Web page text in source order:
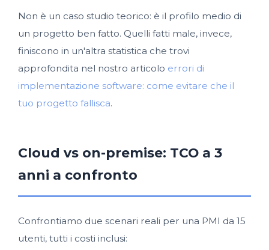
Non è un caso studio teorico: è il profilo medio di
un progetto ben fatto. Quelli fatti male, invece,
finiscono in un'altra statistica che trovi
approfondita nel nostro articolo errori di
implementazione software: come evitare che il
tuo progetto fallisca.
Cloud vs on-premise: TCO a 3
anni a confronto
Confrontiamo due scenari reali per una PMI da 15
utenti, tutti i costi inclusi: